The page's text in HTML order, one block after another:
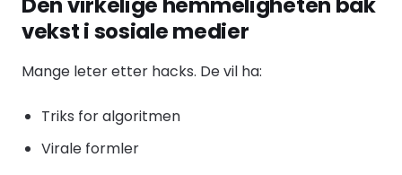
vekst i sosiale medier
Mange leter etter hacks. De vil ha:
Triks for algoritmen
Virale formler